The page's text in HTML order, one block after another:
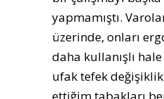
yapmamıştı.
üzerinde, onları
daha kullanışlı
ufak tefek